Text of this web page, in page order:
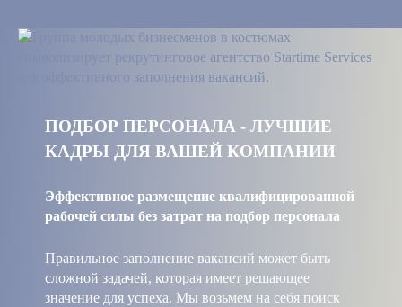
ПОДБОР ПЕРСОНАЛА - ЛУЧШИЕ
КАДРЫ ДЛЯ ВАШЕЙ КОМПАНИИ
Эффективное размещение квалифицированной
рабочей силы без затрат на подбор персонала
Правильное заполнение вакансий может быть
сложной задачей, которая имеет решающее
значение для успеха. Мы возьмем на себя поиск